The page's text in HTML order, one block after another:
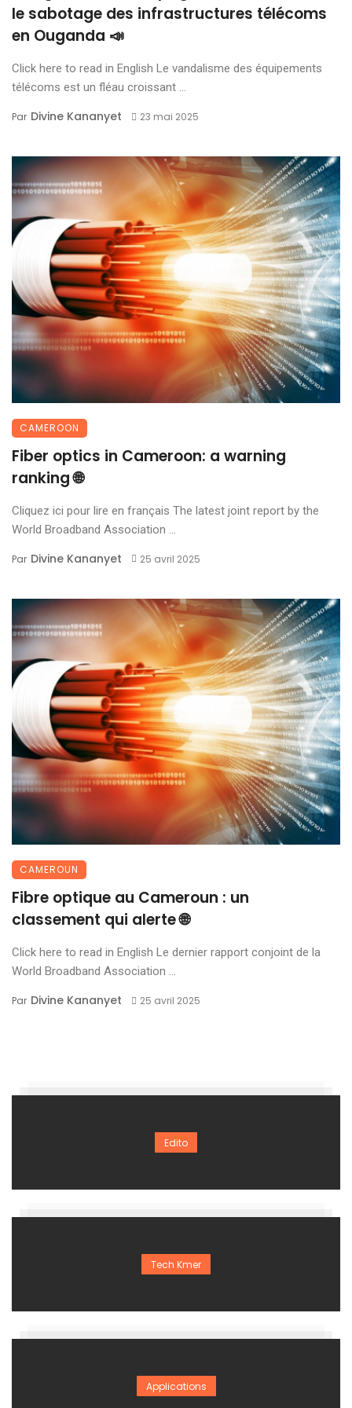
le sabotage des infrastructures télécoms
en Ouganda 📣
Click here to read in English Le vandalisme des équipements
télécoms est un fléau croissant ...
Par Divine Kananyet 23 mai 2025
CAMEROON
Fiber optics in Cameroon: a warning
ranking 🌐
Cliquez ici pour lire en français The latest joint report by the
World Broadband Association ...
Par Divine Kananyet 25 avril 2025
CAMEROUN
Fibre optique au Cameroun : un
classement qui alerte 🌐
Click here to read in English Le dernier rapport conjoint de la
World Broadband Association ...
Par Divine Kananyet 25 avril 2025
Edito
Tech Kmer
Applications